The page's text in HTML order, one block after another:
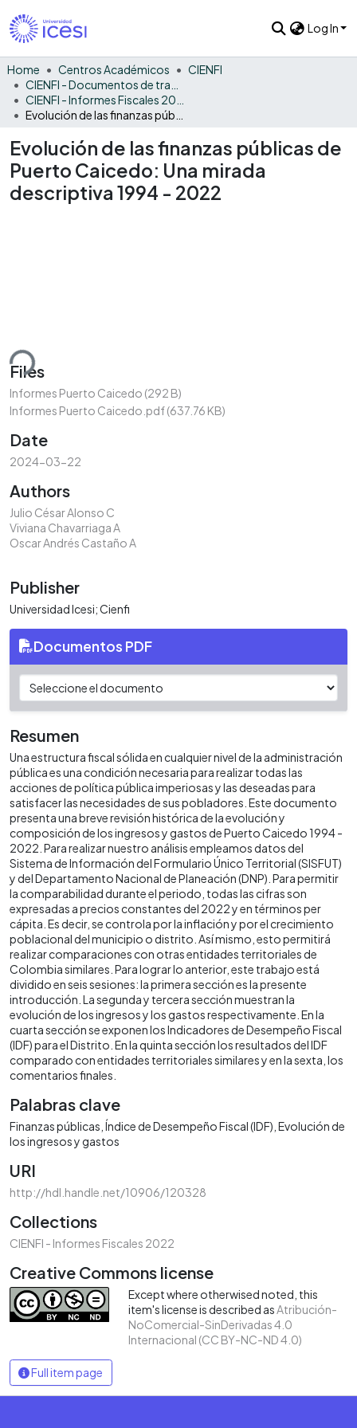
Log In
Home Centros Académicos
CIENFI
Evolución de las finanzas públicas de
Puerto Caicedo: Una mirada
descriptiva 1994 - 2022
Files
Informes Puerto Caicedo (292 B)
Informes Puerto Caicedo.pdf(637.76 KB)
Date
2024-03-22
Authors
Julio César Alonso C
Viviana Chavarriaga A
Oscar Andrés Castaño A
Publisher
Universidad Icesi; Cienfi
Documentos PDF
Resumen
Una estructura fiscal sólida en cualquier nivel de la administración
pública es una condición necesaria para realizar todas las
acciones de política pública imperiosas y las deseadas para
satisfacer las necesidades de sus pobladores. Este documento
presenta una breve revisión histórica de la evolución y
composición de los ingresos y gastos de Puerto Caicedo 1994 -
2022. Para realizar nuestro análisis empleamos datos del
Sistema de Información del Formulario Único Territorial (SISFUT)
y del Departamento Nacional de Planeación (DNP). Para permitir
la comparabilidad durante el periodo, todas las cifras son
expresadas a precios constantes del 2022 y en términos per
cápita. Es decir, se controla por la inflación y por el crecimiento
poblacional del municipio o distrito. Así mismo, esto permitirá
realizar comparaciones con otras entidades territoriales de
Colombia similares. Para lograr lo anterior, este trabajo está
dividido en seis sesiones: la primera sección es la presente
introducción. La segunda y tercera sección muestran la
evolución de los ingresos y los gastos respectivamente. En la
cuarta sección se exponen los Indicadores de Desempeño Fiscal
(IDF) para el Distrito. En la quinta sección los resultados del IDF
comparado con entidades territoriales similares y en la sexta, los
comentarios finales.
Palabras clave
Finanzas públicas Índice de Desempeño Fiscal (IDF) Evolución de
los ingresos y gastos
URI
http://hdl.handle.net/10906/120328
Collections
CIENFI - Informes Fiscales 2022
Creative Commons license
Except where otherwised noted, this
item's license is described asAtribución-
NoComercial-SinDerivadas 4.0
Internacional (CC BY-NC-ND 4.0)
Full item page